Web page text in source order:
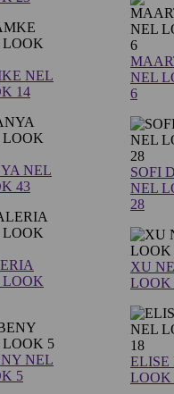
NEL
14
NEL
43
LOOK
NEL
5
NEL
6
SOFI
NEL
28
XU
LOOK
ELISE
LOOK